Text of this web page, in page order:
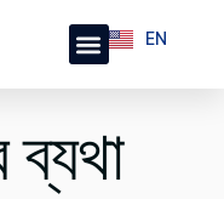
EN
BN
ব্যথা